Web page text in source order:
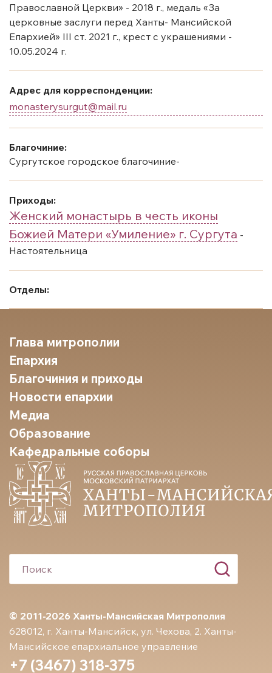
Православной Церкви» - 2018 г., медаль «За
церковные заслуги перед Ханты- Мансийской
Епархией» III ст. 2021 г., крест с украшениями -
10.05.2024 г.
Адрес для корреспонденции:
monasterysurgut@mail.ru
Благочиние:
Сургутское городское благочиние-
Приходы:
Женский монастырь в честь иконы
Божией Матери «Умиление» г. Сургута -
Настоятельница
Отделы:
© 2011-2026 Ханты-Мансийская Митрополия
628012, г. Ханты-Мансийск, ул. Чехова, 2. Ханты-
Мансийское епархиальное управление
+7 (3467) 318-375
Глава митрополии
Епархия
Благочиния и приходы
Новости епархии
Медиа
Образование
Кафедральные соборы